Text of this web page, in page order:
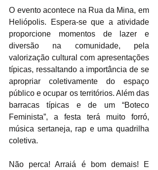
O evento acontece na Rua da Mina, em
Heliópolis. Espera-se que a atividade
proporcione momentos de lazer e
diversão na comunidade, pela
valorização cultural com apresentações
típicas, ressaltando a importância de se
apropriar coletivamente do espaço
público e ocupar os territórios. Além das
barracas típicas e de um “Boteco
Feminista”, a festa terá muito forró,
música sertaneja, rap e uma quadrilha
coletiva.
Não perca! Arraiá é bom demais! E